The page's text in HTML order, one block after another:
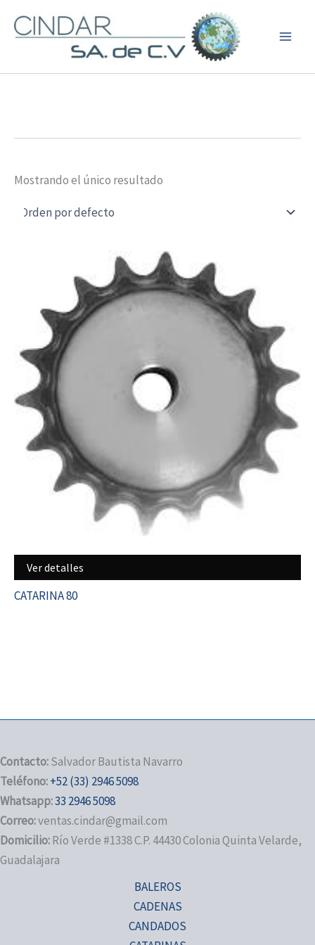
Mostrando el único resultado
Ver detalles
CATARINA 80
Contacto:Salvador Bautista Navarro
Teléfono:+52 (33) 2946 5098
Whatsapp:33 2946 5098
Correo:ventas.cindar@gmail.com
Domicilio:Río Verde #1338 C.P. 44430 Colonia Quinta Velarde,
Guadalajara
BALEROS
CADENAS
CANDADOS